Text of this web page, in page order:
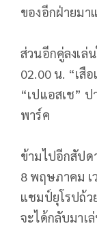
ของอีกฝ่ายมา
ส่วนอีกคู่ลงเล่
02.00 น. “เสื
“เปแอสเช”
พาร์ค
ข้ามไปอีกสัปด
8 พฤษภาคม เ
แชมป์ยุโรปถ้ว
จะได้กลับมาเ